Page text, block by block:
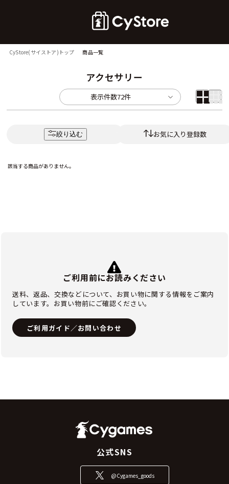
CyStore(サイストア)トップ 商品一覧
アクセサリー
表示件数72件
絞り込む お気に入り登録数
該当する商品がありません。
ご利用前にお読みください
送料、返品、交換などについて、お買い物に関する情報をご案内
しています。お買い物前にご確認ください。
ご利用ガイド／お問い合わせ
公式SNS
@Cygames_goods